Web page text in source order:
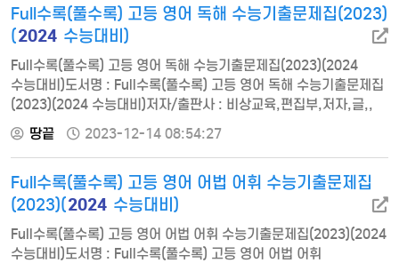
반응식 01 화학식량과 몰 02 화학 반응식 03 용액의 농도, 몰
농도Ⅱ. 원자의 세계1. 원자의 구조 01 원자의 구성 입자 02 현대
Full수록(풀수록) 고등 영어 독해 수능기출문제집(2023)
(2024 수능대비)
Full수록(풀수록) 고등 영어 독해 수능기출문제집(2023)(2024
수능대비)도서명 : Full수록(풀수록) 고등 영어 독해 수능기출문제집
(2023)(2024 수능대비)저자/출판사 : 비상교육,편집부,저자,글,,
비상교육쪽수 : 896쪽출판일 : 2022-12-01ISBN :
9791169402859정가 : 18500PART I 유형편1일차: 01 목적
파악2일차: 02 심경 파악3-4일차: 03 요지·주장 추론5-6일차: 04
주제·제목 추론7일차: 05 도표 정보 파악8일차: 06 내용 일치·
불일치9일차: 07 실용문 일치·…
땅끝 2023-12-14 08:54:27
Full수록(풀수록) 고등 영어 어법 어휘 수능기출문제집
(2023)(2024 수능대비)
Full수록(풀수록) 고등 영어 어법 어휘 수능기출문제집(2023)(2024
수능대비)도서명 : Full수록(풀수록) 고등 영어 어법 어휘